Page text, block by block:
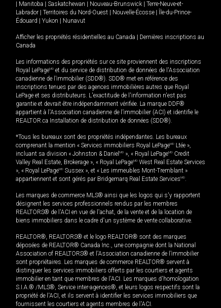
Manitoba Saskatchewan Nouveau-Brunswick
Terre-Neuve-et-
Labrador
Territoires du Nord-Ouest Nouvelle-Écosse
Île-du-Prince-
Édouard
Yukon Nunavut
Afficher les propriétés résidentielles au Canada
Dernières inscriptions au
Canada
Les informations des propriétés sur ce site proviennent des inscriptions
Royal LePageMD et du service de distribution de données de l'Association
canadienne de l’immobilier (SDD®). SDD® met en référence des
inscriptions tenues par des agences immobilières autres que Royal
LePage et ses distributeurs. L'exactitude de l'information n'est pas
garantie et devrait être indépendamment vérifiée. La marque DDF®
appartient à l'Association canadienne de l’immobilier (ACI) et identifie le
REALTOR.ca Installation de distribution de données (SDD®).
*Tous les bureaux sont des propriétés indépendantes. Les bureaux
comprenant la mention « Services immobiliers Royal LePageMD Ltée »,
incluant sa division « Johnston & Daniel MD », « Royal LePageMD Credit
Valley Real Estate, Brokerage », « Royal LePageMD West Real Estate Services
», « Royal LePageMD Sussex », et « Les immeubles Mont-Tremblant »
appartiennent et sont gérés par Bridgemarq Real Estate ServicesMD.
Les marques de commerce MLS® ainsi que les logos qui s'y rapportent
désignent les services professionnels rendus par les membres
REALTORS® de l'ACI en vue de l'achat, de la vente et de la location de
biens immobiliers dans le cadre d'un système de vente collaborative.
REALTOR®, REALTORS® et le logo REALTOR® sont des marques
déposées de REALTOR® Canada Inc., une compagnie dont la National
Association of REALTORS® et l'Association canadienne de l’immobilier
sont propriétaires. Les marques de commerce REALTOR® servent à
distinguer les services immobiliers offerts par les courtiers et agents
immobilier en tant que membres de l'ACI. Les marques d'homologation
S.I.A.® /MLS®, Service inter-agences®, et leurs logos respectifs sont la
propriété de l'ACI, et ils servent à identifier les services immobiliers que
fournissent les courtiers et agents membres de l'ACI.